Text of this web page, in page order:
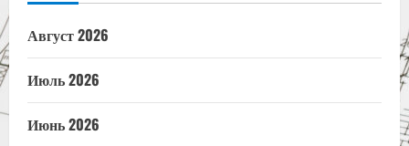
Август 2026
Июль 2026
Июнь 2026